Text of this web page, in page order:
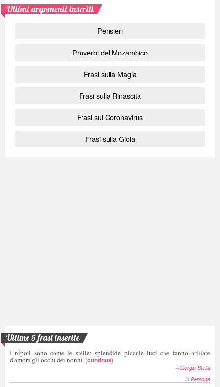
Ultimi argomenti inseriti
Pensieri
Proverbi del Mozambico
Frasi sulla Magia
Frasi sulla Rinascita
Frasi sul Coronavirus
Frasi sulla Gioia
Ultime 5 frasi inserite
I nipoti sono come le stelle: splendide piccole luci che fanno brillare
d'amore gli occhi dei nonni. (continua)
--Giorgia Stella
in Persone